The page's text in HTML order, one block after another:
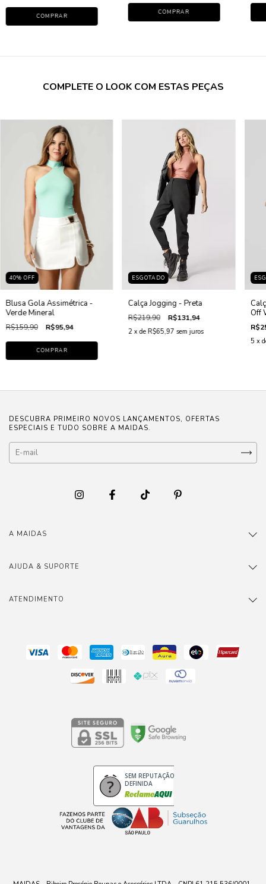
COMPRAR
COMPRAR
COMPLETE O LOOK COM ESTAS PEÇAS
40%OFF
Blusa Gola Assimétrica -
Verde Mineral
R$159,90 R$95,94
COMPRAR
ESGOTADO
Calça Jogging - Preta
R$219,90 R$131,94
2 x de R$65,97 sem juros
Off
5 x
DESCUBRA PRIMEIRO NOVOS LANÇAMENTOS, OFERTAS
ESPECIAIS E TUDO SOBRE A MAIDAS.
A MAIDAS
AJUDA & SUPORTE
ATENDIMENTO
SEM REPUTAÇÃO
DEFINIDA